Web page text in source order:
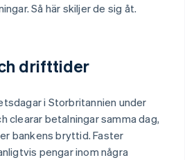
Så här skiljer de sig åt.
drifttider
i Storbritannien under
clearar betalningar samma dag,
bankens bryttid. Faster
pengar inom några